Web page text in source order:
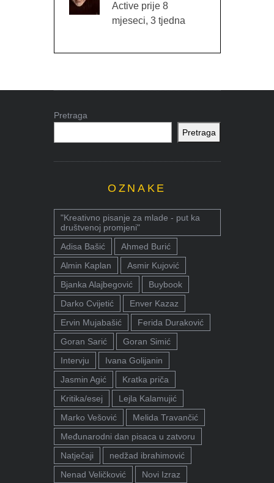
Active prije 8
mjeseci, 3 tjedna
Pretraga
Pretraga
OZNAKE
"Kreativno pisanje za mlade - put ka
društvenoj promjeni"
Adisa Bašić
Ahmed Burić
Almin Kaplan
Asmir Kujović
Bjanka Alajbegović
Buybook
Darko Cvijetić
Enver Kazaz
Ervin Mujabašić
Ferida Duraković
Goran Sarić
Goran Simić
Intervju
Ivana Golijanin
Jasmin Agić
Kratka priča
Kritika/esej
Lejla Kalamujić
Marko Vešović
Melida Travančić
Međunarodni dan pisaca u zatvoru
Natječaji
nedžad ibrahimović
Nenad Veličković
Novi Izraz